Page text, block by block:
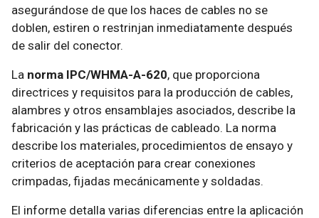
asegurándose de que los haces de cables no se
doblen, estiren o restrinjan inmediatamente después
de salir del conector.
La norma IPC/WHMA-A-620, que proporciona
directrices y requisitos para la producción de cables,
alambres y otros ensamblajes asociados, describe la
fabricación y las prácticas de cableado. La norma
describe los materiales, procedimientos de ensayo y
criterios de aceptación para crear conexiones
crimpadas, fijadas mecánicamente y soldadas.
El informe detalla varias diferencias entre la aplicación